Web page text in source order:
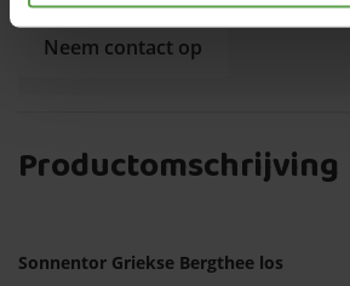
Neem contact op
Productomschrijving
Sonnentor Griekse Bergthee los